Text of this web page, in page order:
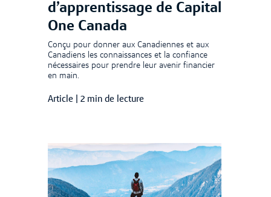
d’apprentissage de Capital
One Canada
Conçu pour donner aux Canadiennes et aux
Canadiens les connaissances et la confiance
nécessaires pour prendre leur avenir financier
en main.
Article 2 min de lecture